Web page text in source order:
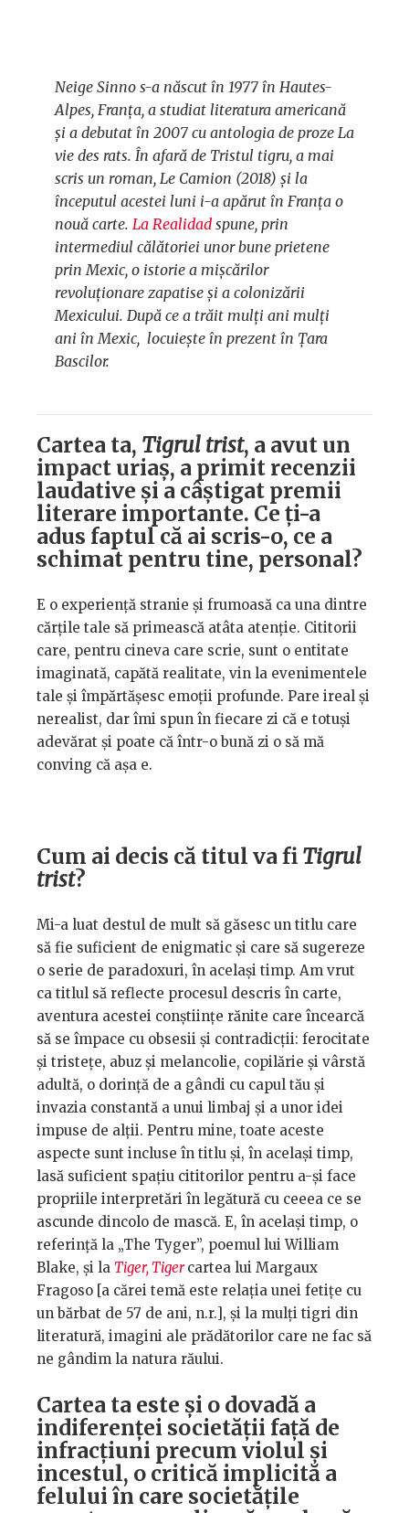
Neige Sinno s-a născut în 1977 în Hautes-
Alpes, Franța, a studiat literatura americană
și a debutat în 2007 cu antologia de proze La
vie des rats. În afară de Tristul tigru, a mai
scris un roman, Le Camion (2018) și la
începutul acestei luni i-a apărut în Franța o
nouă carte. La Realidad spune, prin
intermediul călătoriei unor bune prietene
prin Mexic, o istorie a mișcărilor
revoluționare zapatise și a colonizării
Mexicului. După ce a trăit mulți ani mulți
ani în Mexic, locuiește în prezent în Țara
Bascilor.
Cartea ta, Tigrul trist, a avut un
impact uriaș, a primit recenzii
laudative și a câștigat premii
literare importante. Ce ți-a
adus faptul că ai scris-o, ce a
schimat pentru tine, personal?
E o experiență stranie și frumoasă ca una dintre
cărțile tale să primească atâta atenție. Cititorii
care, pentru cineva care scrie, sunt o entitate
imaginată, capătă realitate, vin la evenimentele
tale și împărtășesc emoții profunde. Pare ireal și
nerealist, dar îmi spun în fiecare zi că e totuși
adevărat și poate că într-o bună zi o să mă
conving că așa e.
Cum ai decis că titul va fi Tigrul
trist?
Mi-a luat destul de mult să găsesc un titlu care
să fie suficient de enigmatic și care să sugereze
o serie de paradoxuri, în același timp. Am vrut
ca titlul să reflecte procesul descris în carte,
aventura acestei conștiințe rănite care încearcă
să se împace cu obsesii și contradicții: ferocitate
și tristețe, abuz și melancolie, copilărie și vârstă
adultă, o dorință de a gândi cu capul tău și
invazia constantă a unui limbaj și a unor idei
impuse de alții. Pentru mine, toate aceste
aspecte sunt incluse în titlu și, în același timp,
lasă suficient spațiu cititorilor pentru a-și face
propriile interpretări în legătură cu ceeea ce se
ascunde dincolo de mască. E, în același timp, o
referință la „The Tyger”, poemul lui William
Blake, și la Tiger, Tiger cartea lui Margaux
Fragoso [a cărei temă este relația unei fetițe cu
un bărbat de 57 de ani, n.r.], și la mulți tigri din
literatură, imagini ale prădătorilor care ne fac să
ne gândim la natura răului.
Cartea ta este și o dovadă a
indiferenței societății față de
infracțiuni precum violul și
incestul, o critică implicită a
felului în care societățile